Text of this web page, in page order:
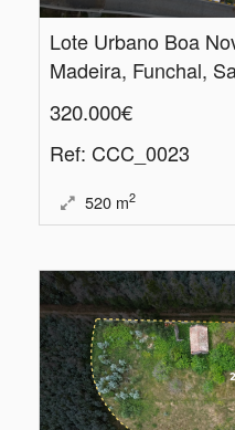
Lote Urbano Boa
Madeira, Funchal,
320.000€
Ref: CCC_0023
520 m2